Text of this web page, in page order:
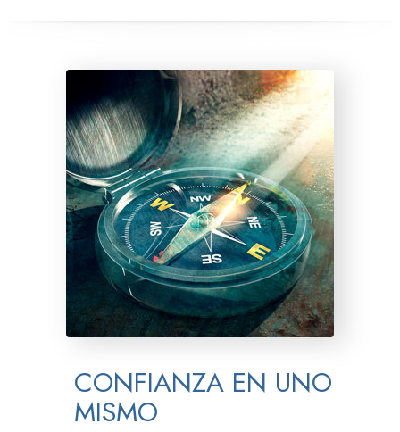
CONFIANZA EN UNO
MISMO